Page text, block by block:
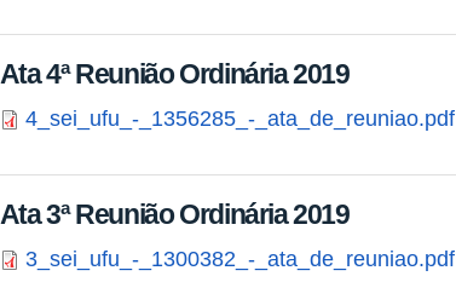
Ata 4ª Reunião Ordinária 2019
4_sei_ufu_-_1356285_-_ata_de_reuniao.pdf
Ata 3ª Reunião Ordinária 2019
3_sei_ufu_-_1300382_-_ata_de_reuniao.pdf